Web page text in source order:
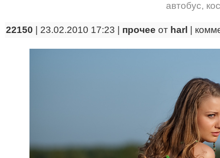
автобус,
22150 | 23.02.2010 17:23 | прочее от harl